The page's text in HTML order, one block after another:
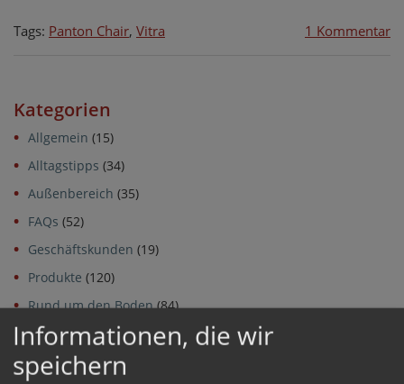
Tags: Panton Chair, Vitra 1 Kommentarzu
Kategorien
Allgemein (15)
Alltagstipps (34)
Außenbereich (35)
FAQs (52)
Geschäftskunden (19)
Produkte (120)
Rund um den Boden(84)
Stuhlhersteller und Modelle(64)
Informationen, die wir
speichern